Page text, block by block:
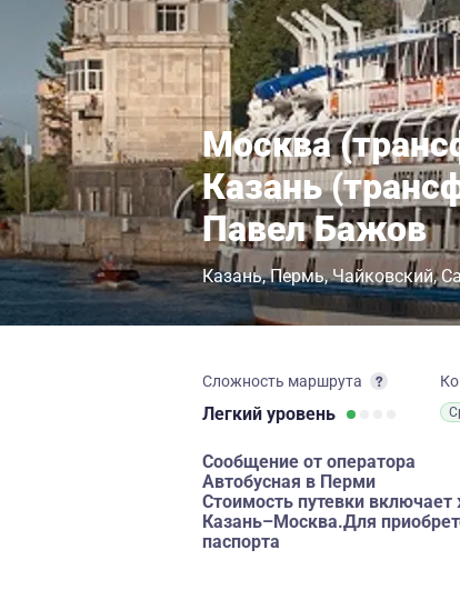
Москва
Казань
Павел Бажов
Казань Пермь Чайковский
Сложность маршрута
Легкий уровень
Сообщение от оператора
Автобусная в Перми
Стоимость путевки
Казань–Москва.Для
паспорта